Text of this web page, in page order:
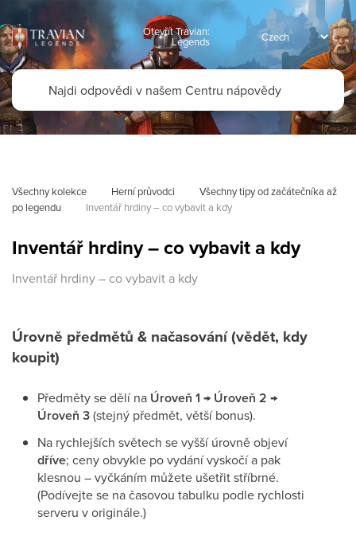
Otevřít Travian:
Legends
Všechny kolekce Herní průvodci
Všechny tipy od začátečníka až
po legendu
Inventář hrdiny – co vybavit a kdy
Inventář hrdiny – co vybavit a kdy
Inventář hrdiny – co vybavit a kdy
Úrovně předmětů & načasování (vědět, kdy
koupit)
Předměty se dělí na Úroveň 1 → Úroveň 2 →
Úroveň 3(stejný předmět, větší bonus).
Na rychlejších světech se vyšší úrovně objeví
dříve; ceny obvykle po vydání vyskočí a pak
klesnou – vyčkáním můžete ušetřit stříbrné.
(Podívejte se na časovou tabulku podle rychlosti
serveru v originále.)